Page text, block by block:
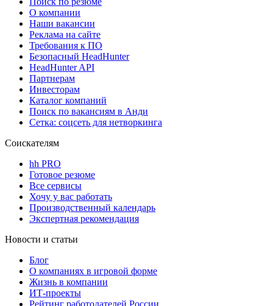
О компании
Наши вакансии
Реклама на сайте
Требования к ПО
Безопасный HeadHunter
HeadHunter API
Партнерам
Инвесторам
Каталог компаний
Поиск по вакансиям в Анди
Сетка: соцсеть для нетворкинга
Соискателям
hh PRO
Готовое резюме
Все сервисы
Хочу у вас работать
Производственный календарь
Экспертная рекомендация
Новости и статьи
Блог
О компаниях в игровой форме
Жизнь в компании
ИТ-проекты
Рейтинг работодателей России